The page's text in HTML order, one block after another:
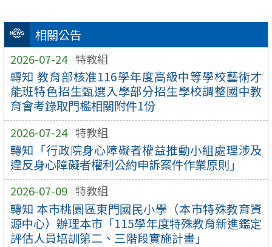
相關公告
2026-07-24 特教組
轉知 教育部核准116學年度高級中等學校藝術才
能班特色招生甄選入學部分招生學校調整國中教
育會考錄取門檻相關附件1份
2026-07-24 特教組
轉知「行政院身心障礙者權益推動小組處理涉及
違反身心障礙者權利公約申訴案件作業原則」
2026-07-09 特教組
轉知 本市桃園區東門國民小學（本市特殊教育資
源中心）辦理本市「115學年度特殊教育新進鑑定
評估人員培訓第二、三階段實施計畫」